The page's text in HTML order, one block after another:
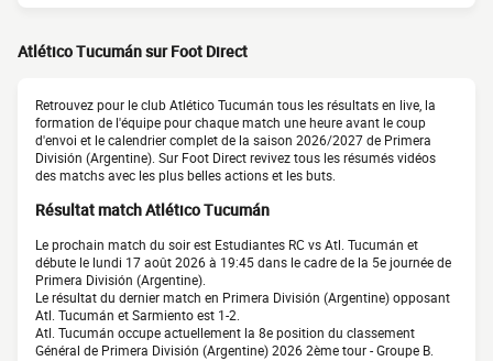
Atlético Tucumán sur Foot Direct
Retrouvez pour le club Atlético Tucumán tous les résultats en live, la
formation de l'équipe pour chaque match une heure avant le coup
d'envoi et le calendrier complet de la saison 2026/2027 de Primera
División (Argentine). Sur Foot Direct revivez tous les résumés vidéos
des matchs avec les plus belles actions et les buts.
Résultat match Atlético Tucumán
Le prochain match du soir est Estudiantes RC vs Atl. Tucumán et
débute le lundi 17 août 2026 à 19:45 dans le cadre de la 5e journée de
Primera División (Argentine).
Le résultat du dernier match en Primera División (Argentine) opposant
Atl. Tucumán et Sarmiento est 1-2.
Atl. Tucumán occupe actuellement la 8e position du classement
Général de Primera División (Argentine) 2026 2ème tour - Groupe B.